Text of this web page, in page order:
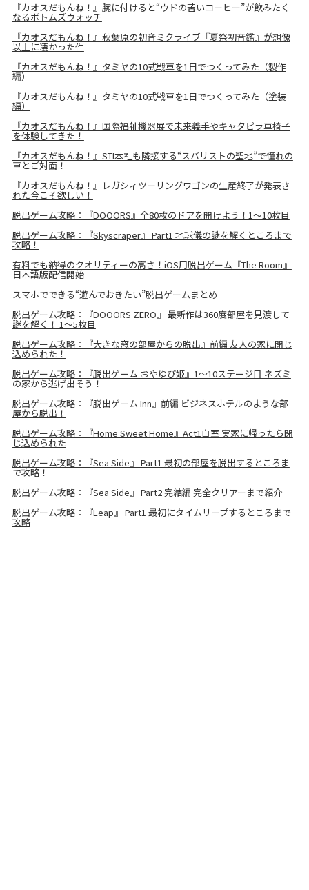
『カオスだもんね！』腕に付けると“ウドの苦いコーヒー”が飲みたく
なるボトムズウォッチ
『カオスだもんね！』秋葉原の初音ミクライブ『夏祭初音鑑』が想像
以上に凄かった件
『カオスだもんね！』タミヤの10式戦車を1日でつくってみた（製作
編）
『カオスだもんね！』タミヤの10式戦車を1日でつくってみた（塗装
編）
『カオスだもんね！』国際福祉機器展で未来義手やキャタピラ車椅子
を体験してきた！
『カオスだもんね！』STI本社も隣接する“スバリストの聖地”で憧れの
車とご対面！
『カオスだもんね！』レガシィツーリングワゴンの生産終了が発表さ
れた今こそ欲しい！
脱出ゲーム攻略：『DOOORS』全80枚のドアを開けよう！1～10枚目
脱出ゲーム攻略：『Skyscraper』 Part1 地球儀の謎を解くところまで
攻略！
有料でも納得のクオリティーの高さ！iOS用脱出ゲーム『The Room』
日本語版配信開始
スマホでできる“遊んでおきたい”脱出ゲームまとめ
脱出ゲーム攻略：『DOOORS ZERO』 最新作は360度部屋を見渡して
謎を解く！ 1～5枚目
脱出ゲーム攻略：『大きな窓の部屋からの脱出』前編 友人の家に閉じ
込められた！
脱出ゲーム攻略：『脱出ゲーム おやゆび姫』1～10ステージ目 ネズミ
の家から逃げ出そう！
脱出ゲーム攻略：『脱出ゲーム Inn』前編 ビジネスホテルのような部
屋から脱出！
脱出ゲーム攻略：『Home Sweet Home』Act1自室 実家に帰ったら閉
じ込められた
脱出ゲーム攻略：『Sea Side』 Part1 最初の部屋を脱出するところま
で攻略！
脱出ゲーム攻略：『Sea Side』 Part2 完結編 完全クリアーまで紹介
脱出ゲーム攻略：『Leap』 Part1 最初にタイムリープするところまで
攻略